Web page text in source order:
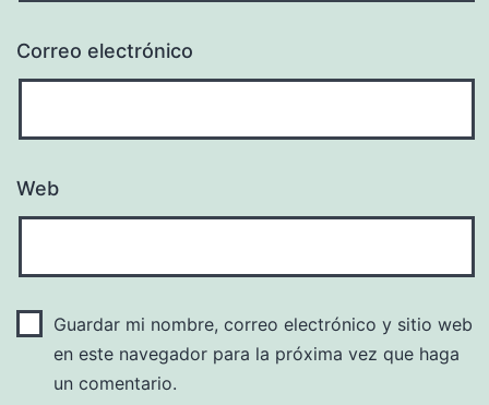
Correo electrónico
Web
Guardar mi nombre, correo electrónico y sitio web
en este navegador para la próxima vez que haga
un comentario.